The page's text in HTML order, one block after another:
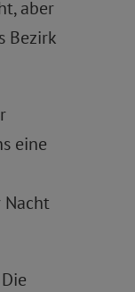
aber
Bezirk
eine
Nacht